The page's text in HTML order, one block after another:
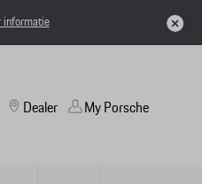
informatie
Dealer My Porsche